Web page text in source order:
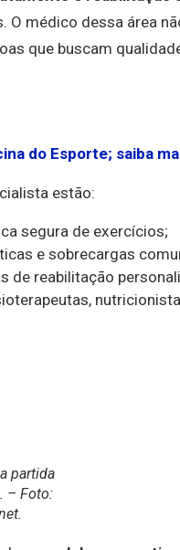
médico dessa área
que buscam
do Esporte; saiba
estão:
segura de exercícios;
e sobrecargas
de reabilitação
partida
– Foto: